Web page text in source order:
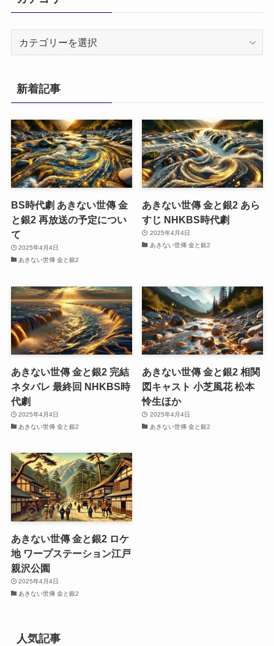
リ
ー
新着記事
BS時代劇 あきない世傳 金
と銀2 再放送の予定につい
て
2025年4月4日
あきない世傳 金と銀2
あきない世傳 金と銀2 あら
すじ NHKBS時代劇
2025年4月4日
あきない世傳 金と銀2
あきない世傳 金と銀2 完結
ネタバレ 最終回 NHKBS時
代劇
2025年4月4日
あきない世傳 金と銀2
あきない世傳 金と銀2 相関
図キャスト 小芝風花 松本
怜生ほか
2025年4月4日
あきない世傳 金と銀2
あきない世傳 金と銀2 ロケ
地 ワープステーション江戸
親沢公園
2025年4月4日
あきない世傳 金と銀2
人気記事